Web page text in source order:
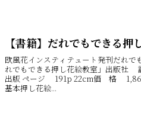
【書籍】だれでもできる押
欧風花インスティテュ－ト発刊だ
れでもできる押し花絵教室」出版
出版 ページ 191p 22cm価 格 1,860
基本押し花絵...